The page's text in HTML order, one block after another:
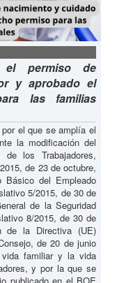
el permiso de
y aprobado el
las familias
el que se amplía el
la modificación del
los Trabajadores,
de 23 de octubre,
del Empleado
5/2015, de 30 de
de la Seguridad
8/2015, de 30 de
de la Directiva (UE)
de 20 de junio
familiar y la vida
y por la que se